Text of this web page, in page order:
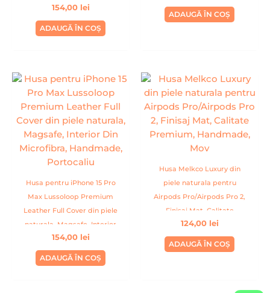
Din Microfibra, Handmade,
Fuchsia
154,00 lei
ADAUGĂ ÎN COȘ
ADAUGĂ ÎN COȘ
Husa pentru iPhone 15 Pro
Max Lussoloop Premium
Leather Full Cover din piele
naturala, Magsafe, Interior
Din Microfibra, Handmade,
Portocaliu
154,00 lei
ADAUGĂ ÎN COȘ
Husa Melkco Luxury din
piele naturala pentru
Airpods Pro/Airpods Pro 2,
Finisaj Mat, Calitate
Premium, Handmade, Mov
124,00 lei
ADAUGĂ ÎN COȘ